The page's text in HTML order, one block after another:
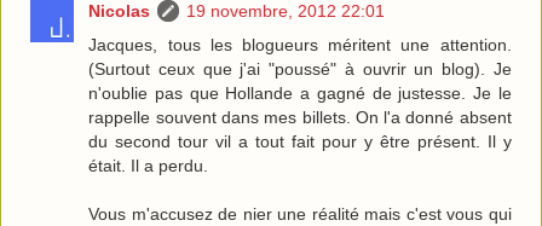
Nicolas
19 novembre, 2012 22:01
Jacques, tous les blogueurs méritent une attention.
(Surtout ceux que j'ai "poussé" à ouvrir un blog). Je
n'oublie pas que Hollande a gagné de justesse. Je le
rappelle souvent dans mes billets. On l'a donné absent
du second tour vil a tout fait pour y être présent. Il y
était. Il a perdu.
Vous m'accusez de nier une réalité mais c'est vous qui